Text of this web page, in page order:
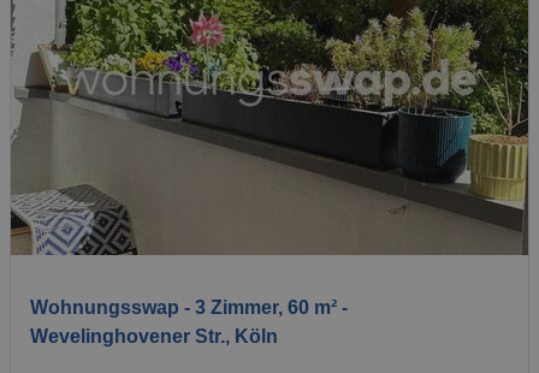
1 / 7
Wohnungsswap - 3 Zimmer, 60 m² -
Wevelinghovener Str., Köln